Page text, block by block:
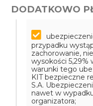
DODATKOWO
przypadku
zachorowanie,
wysokości 5,29%
warunki tego
KIT bezpieczne
S.A.
nawet w
organizatora;